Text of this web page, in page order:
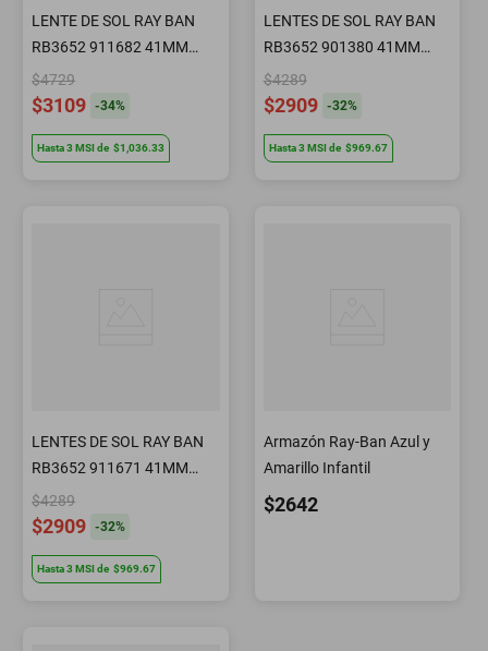
LENTE DE SOL RAY BAN
RB3652 911682 41MM
VERDE
$4729
$3109 -34%
Hasta3 MSIde $1,036.33
LENTES DE SOL RAY BAN
RB3652 901380 41MM
AZUL
$4289
$2909 -32%
Hasta3 MSIde $969.67
LENTES DE SOL RAY BAN
RB3652 911671 41MM
G15
$4289
$2909 -32%
Hasta3 MSIde $969.67
Armazón Ray-Ban Azul y
Amarillo Infantil
$2642